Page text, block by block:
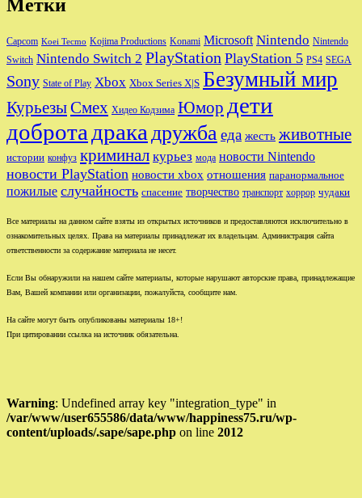
Метки
Capcom Koei Tecmo Kojima Productions Konami Microsoft Nintendo Nintendo
Switch Nintendo Switch 2 PlayStation PlayStation 5 PS4 SEGA
Sony State of Play Xbox Xbox Series X|S Безумный мир
КурьезыСмех Хидео Кодзима Юмор дети
добротадракадружбаеда жесть животные
истории конфуз криминал курьез мода новости Nintendo
новости PlayStation новости xbox отношения паранормальное
пожилые случайность спасение творчество транспорт хоррор чудаки
Все материалы на данном сайте взяты из открытых источников и предоставляются исключительно в
ознакомительных целях. Права на материалы принадлежат их владельцам. Администрация сайта
ответственности за содержание материала не несет.
Если Вы обнаружили на нашем сайте материалы, которые нарушают авторские права, принадлежащие
Вам, Вашей компании или организации, пожалуйста, сообщите нам.
На сайте могут быть опубликованы материалы 18+!
При цитировании ссылка на источник обязательна.
Warning: Undefined array key "integration_type" in
/var/www/user655586/data/www/happiness75.ru/wp-
content/uploads/.sape/sape.php on line 2012